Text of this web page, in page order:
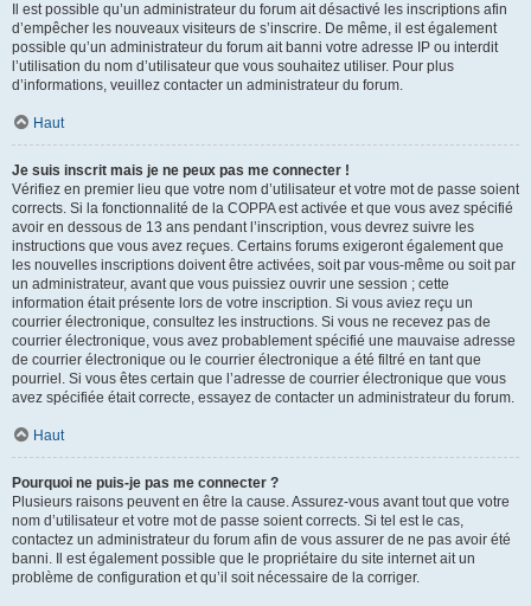
Il est possible qu’un administrateur du forum ait désactivé les inscriptions afin
d’empêcher les nouveaux visiteurs de s’inscrire. De même, il est également
possible qu’un administrateur du forum ait banni votre adresse IP ou interdit
l’utilisation du nom d’utilisateur que vous souhaitez utiliser. Pour plus
d’informations, veuillez contacter un administrateur du forum.
Haut
Je suis inscrit mais je ne peux pas me connecter !
Vérifiez en premier lieu que votre nom d’utilisateur et votre mot de passe soient
corrects. Si la fonctionnalité de la COPPA est activée et que vous avez spécifié
avoir en dessous de 13 ans pendant l’inscription, vous devrez suivre les
instructions que vous avez reçues. Certains forums exigeront également que
les nouvelles inscriptions doivent être activées, soit par vous-même ou soit par
un administrateur, avant que vous puissiez ouvrir une session ; cette
information était présente lors de votre inscription. Si vous aviez reçu un
courrier électronique, consultez les instructions. Si vous ne recevez pas de
courrier électronique, vous avez probablement spécifié une mauvaise adresse
de courrier électronique ou le courrier électronique a été filtré en tant que
pourriel. Si vous êtes certain que l’adresse de courrier électronique que vous
avez spécifiée était correcte, essayez de contacter un administrateur du forum.
Haut
Pourquoi ne puis-je pas me connecter ?
Plusieurs raisons peuvent en être la cause. Assurez-vous avant tout que votre
nom d’utilisateur et votre mot de passe soient corrects. Si tel est le cas,
contactez un administrateur du forum afin de vous assurer de ne pas avoir été
banni. Il est également possible que le propriétaire du site internet ait un
problème de configuration et qu’il soit nécessaire de la corriger.